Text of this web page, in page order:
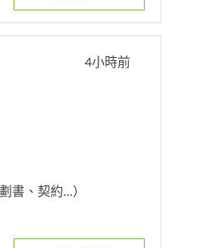
4小時前
書、契約...）